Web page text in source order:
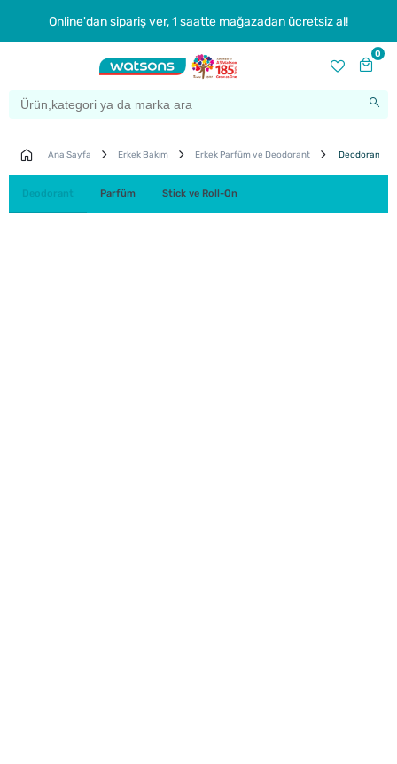
Online'dan sipariş ver, 1 saatte mağazadan ücretsiz al!
0
Ana Sayfa Erkek Bakım Erkek Parfüm ve Deodorant Deodorant
Deodorant Parfüm Stick ve Roll-On